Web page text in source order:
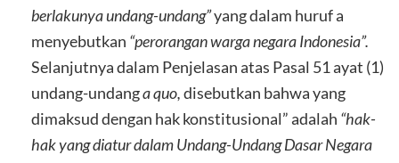
berlakunya undang-undang”yang dalam huruf a
menyebutkan “perorangan warga negara Indonesia”.
Selanjutnya dalam Penjelasan atas Pasal 51 ayat (1)
undang-undanga quo,disebutkan bahwa yang
dimaksud dengan hak konstitusional” adalah “hak-
hak yang diatur dalam Undang-Undang Dasar Negara